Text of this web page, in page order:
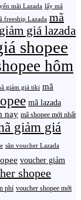
mãi Lazada lấy mã
freeship Lazada mã
giá lazada
shopee
hôm
giảm giá tiki mã
mã lazada
nay mã shopee mới nhất
giảm giá
săn voucher Lazada
voucher giảm
shopee
phí voucher shopee mới